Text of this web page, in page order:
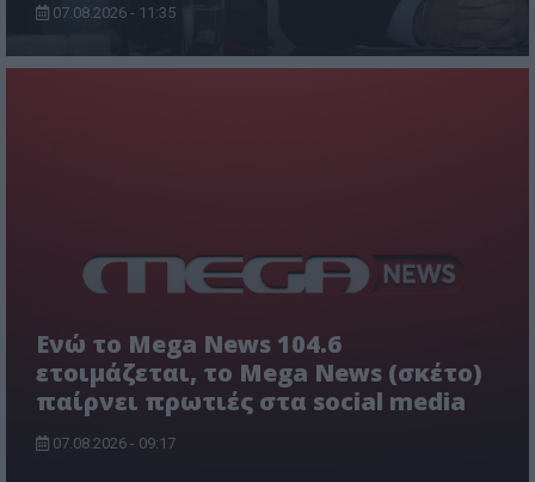
07.08.2026 - 11:35
Ενώ το Mega News 104.6
ετοιμάζεται, το Mega News (σκέτο)
παίρνει πρωτιές στα social media
07.08.2026 - 09:17